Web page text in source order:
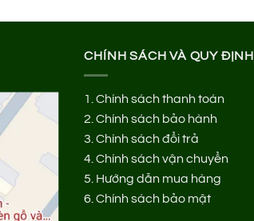
CHÍNH SÁCH VÀ QUY ĐỊNH
1.Chính sách thanh toán
2.Chính sách bảo hành
3.Chính sách đổi trả
4.Chính sách vận chuyển
5. Hướng dẫn mua hàng
6.Chính sách bảo mật